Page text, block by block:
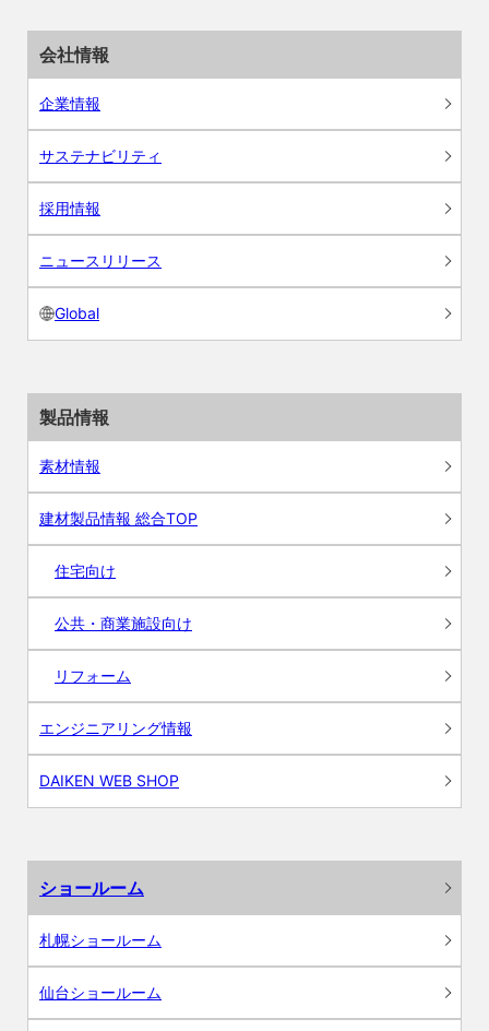
会社情報
企業情報
サステナビリティ
採用情報
ニュースリリース
Global
製品情報
素材情報
建材製品情報 総合TOP
住宅向け
公共・商業施設向け
リフォーム
エンジニアリング情報
DAIKEN WEB SHOP
ショールーム
札幌ショールーム
仙台ショールーム